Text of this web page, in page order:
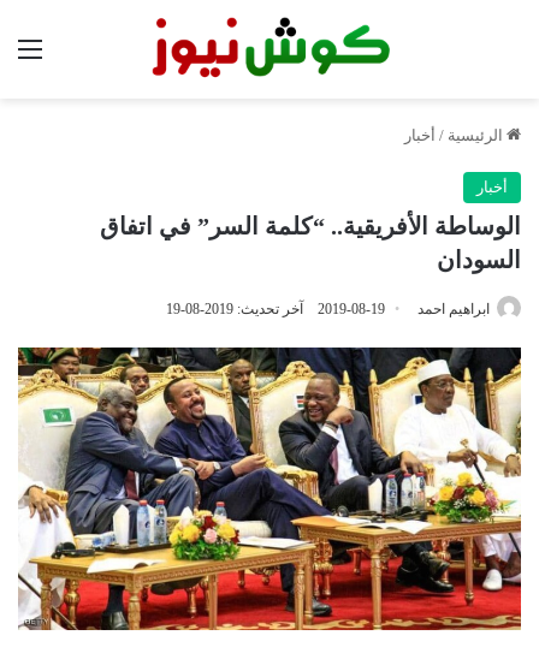
الرئيسية / أخبار
أخبار
الوساطة الأفريقية.. “كلمة السر” في اتفاق
السودان
ابراهيم احمد 2019-08-19 آخر تحديث: 2019-08-19